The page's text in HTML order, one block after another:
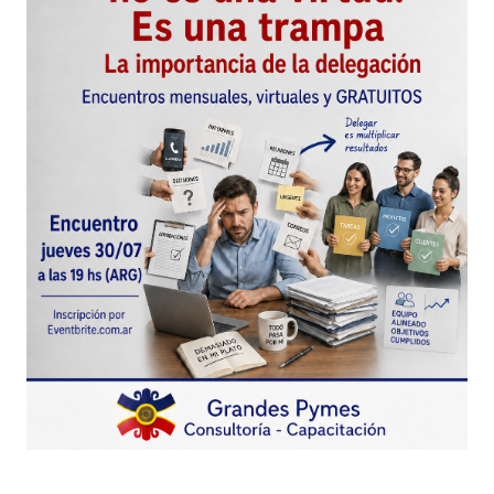
maria ines gavazzi
maria ines gavazzi
20 septiembre, 2010 at 9:34 pm
Muy bueno e interesante el articulo, tomare ne
cuenta algunas cosas para mejorar el trato a mis
asesores y mejor cada dia.
me gustaria saber mas sobre como debe actuar
en gerente comercial de una empresa…
gracias antisipadas.